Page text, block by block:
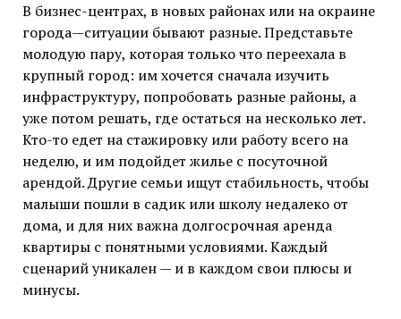
В бизнес-центрах, в новых районах или на окраине
города—ситуации бывают разные. Представьте
молодую пару, которая только что переехала в
крупный город: им хочется сначала изучить
инфраструктуру, попробовать разные районы, а
уже потом решать, где остаться на несколько лет.
Кто-то едет на стажировку или работу всего на
неделю, и им подойдет жилье с посуточной
арендой. Другие семьи ищут стабильность, чтобы
малыши пошли в садик или школу недалеко от
дома, и для них важна долгосрочная аренда
квартиры с понятными условиями. Каждый
сценарий уникален — и в каждом свои плюсы и
минусы.